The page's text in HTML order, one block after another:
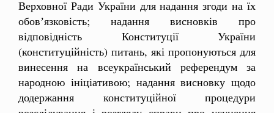
Верховної Ради України для надання згоди на їх
обовʼязковість; надання висновків про
відповідність Конституції України
(конституційність) питань, які пропонуються для
винесення на всеукраїнський референдум за
народною ініціативою; надання висновку щодо
додержання конституційної процедури